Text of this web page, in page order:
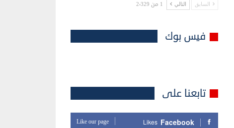
السابق التالي 1 من 2٬329
فيس بوك
تابعنا على
Facebook
Likes
Like our page